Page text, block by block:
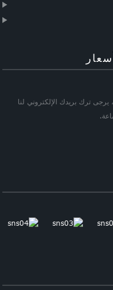
يرجى ترك بريدك الإلكتروني لنا